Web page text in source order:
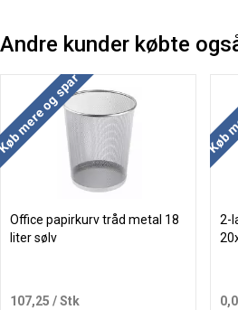
Andre kunder købte
mere og spar
Office papirkurv tråd metal 18
liter sølv
107,25 / Stk
2-